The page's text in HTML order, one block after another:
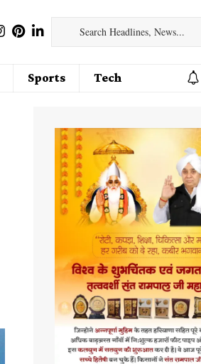
Sports Tech